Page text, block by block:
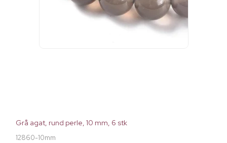
Grå agat, rund perle, 10 mm, 6 stk
12860-10mm